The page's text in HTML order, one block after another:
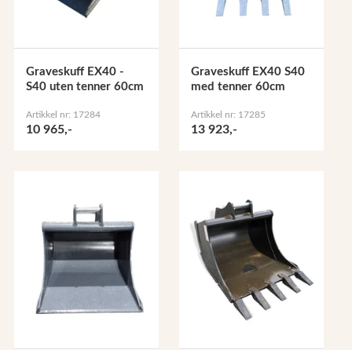
Graveskuff EX40 -
S40 uten tenner 60cm
Artikkel nr: 17284
10 965,-
Graveskuff EX40 S40
med tenner 60cm
Artikkel nr: 17285
13 923,-